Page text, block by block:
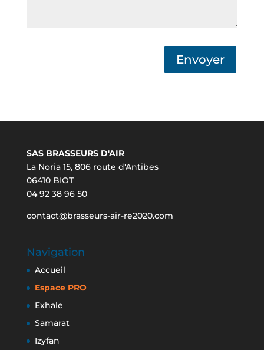
Envoyer
SAS BRASSEURS D'AIR
La Noria 15, 806 route d'Antibes
06410 BIOT
04 92 38 96 50
contact@brasseurs-air-re2020.com
Navigation
Accueil
Espace PRO
Exhale
Samarat
Izyfan